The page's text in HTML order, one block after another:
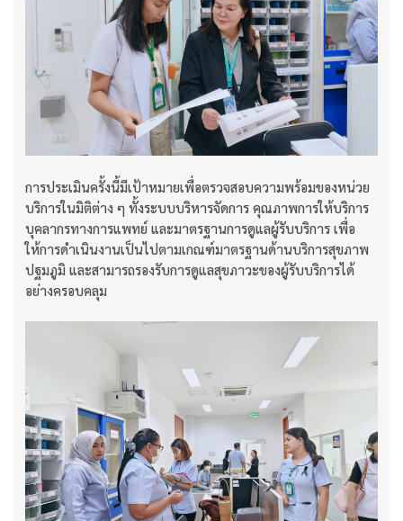
การประเมินครั้งนี้มีเป้าหมายเพื่อตรวจสอบความพร้อมของหน่วย
บริการในมิติต่าง ๆ ทั้งระบบบริหารจัดการ คุณภาพการให้บริการ
บุคลากรทางการแพทย์ และมาตรฐานการดูแลผู้รับบริการ เพื่อ
ให้การดำเนินงานเป็นไปตามเกณฑ์มาตรฐานด้านบริการสุขภาพ
ปฐมภูมิ และสามารถรองรับการดูแลสุขภาวะของผู้รับบริการได้
อย่างครอบคลุม